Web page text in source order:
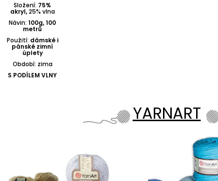
Složení: 75%
akryl,25% vlna
Návin: 100g, 100
metrů
Použití: dámské i
pánské zimní
úplety
Období: zima
S PODÍLEM VLNY
YARNART